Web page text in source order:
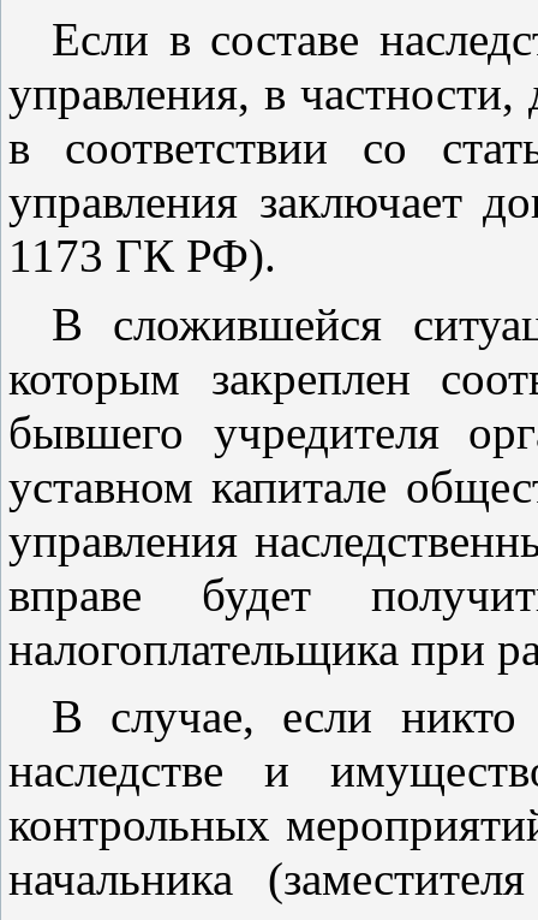
Если в составе
управления, в частности,
в соответствии со
управления заключает
1173 ГК РФ).
В сложившейся
которым закреплен
бывшего учредителя
уставном капитале
управления
вправе будет
налогоплательщика при
В случае, если никто
наследстве и
контрольных
начальника